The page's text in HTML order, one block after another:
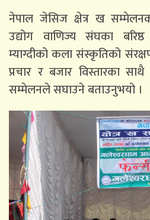
नेपाल जेसिज क्षेत्र ख
उद्योग वाणिज्य संघका
म्याग्दीको कला संस्कृतिको
प्रचार र बजार विस्तारका साथै
सम्मेलनले सघाउने बताउनुभयो ।